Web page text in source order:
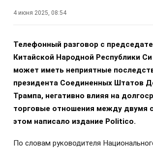
4 июня 2025, 08:54
Телефонный разговор с
Китайской Народной Республики
может иметь неприятные
президента Соединенных Штатов
Трампа, негативно влияя на
торговые отношения между двумя
этом написало издание Politico.
По словам руководителя